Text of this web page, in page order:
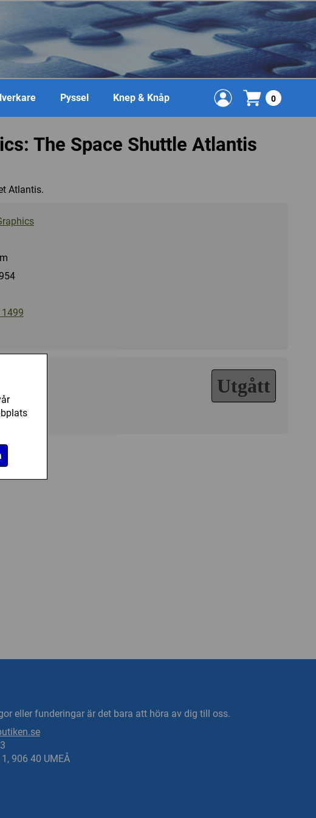
Pyssel Knep & Knåp 0
The Space Shuttle Atlantis
Atlantis.
Utgått
köpt
eller funderingar är det bara att höra av dig till oss.
906 40 UMEÅ